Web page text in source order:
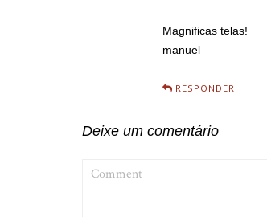
Magnificas telas!
manuel
RESPONDER
Deixe um comentário